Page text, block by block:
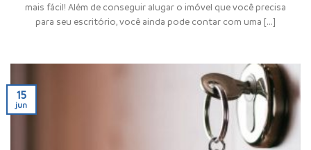
mais fácil! Além de conseguir alugar o imóvel que você precisa
para seu escritório, você ainda pode contar com uma [...]
15
jun